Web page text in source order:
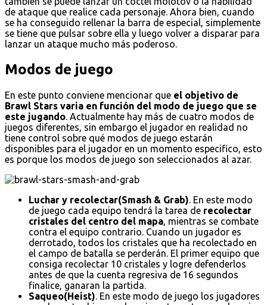
de ataque que realice cada personaje. Ahora bien, cuando
se ha conseguido rellenar la barra de especial, simplemente
se tiene que pulsar sobre ella y luego volver a disparar para
lanzar un ataque mucho más poderoso.
Modos de juego
En este punto conviene mencionar que el objetivo de
Brawl Stars varia en función del modo de juego que se
este jugando. Actualmente hay más de cuatro modos de
juegos diferentes, sin embargo el jugador en realidad no
tiene control sobre qué modos de juego estarán
disponibles para el jugador en un momento especifico, esto
es porque los modos de juego son seleccionados al azar.
Luchar y recolectar(Smash & Grab). En este modo
de juego cada equipo tendrá la tarea de recolectar
cristales del centro del mapa, mientras se combate
contra el equipo contrario. Cuando un jugador es
derrotado, todos los cristales que ha recolectado en
el campo de batalla se perderán. El primer equipo que
consiga recolectar 10 cristales y logre defenderlos
antes de que la cuenta regresiva de 16 segundos
finalice, ganaran la partida.
Saqueo(Heist). En este modo de juego los jugadores